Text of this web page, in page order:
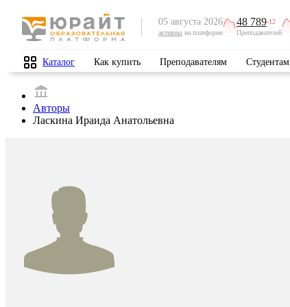
05 августа 2026
активны на платформе
48 789-12
Преподавателей
Каталог Как купить Преподавателям Студентам
Авторы
Ласкина Ираида Анатольевна